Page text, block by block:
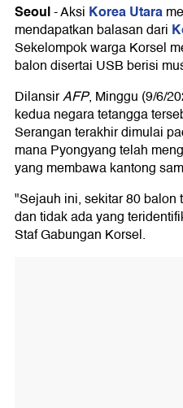
Seoul-Aksi Korea Utara
mendapatkan balasan dari
Sekelompok warga Korsel
balon disertai USB berisi
DilansirAFP, Minggu (9/6/
kedua negara tetangga
Serangan terakhir dimulai
mana Pyongyang telah
yang membawa kantong
"Sejauh ini, sekitar 80
dan tidak ada yang
Staf Gabungan Korsel.